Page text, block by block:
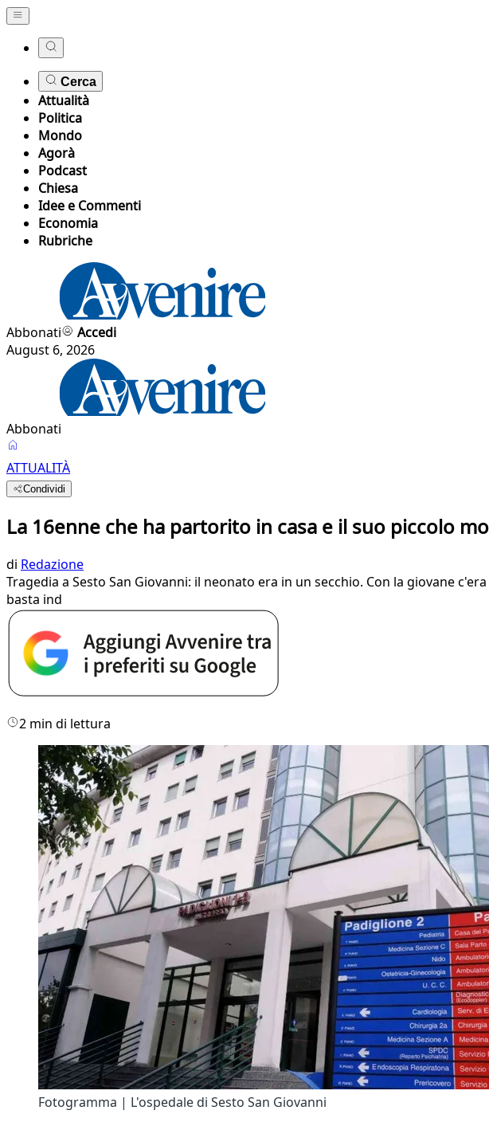
Cerca
Attualità
Politica
Mondo
Agorà
Podcast
Chiesa
Idee e Commenti
Economia
Rubriche
Abbonati
Accedi
August 6, 2026
Abbonati
ATTUALITÀ
Condividi
La 16enne che ha partorito in casa e il suo piccolo
di Redazione
Tragedia a Sesto San Giovanni: il neonato era in un secchio. Con la giovane
basta ind
2 min di lettura
Fotogramma | L'ospedale di Sesto San Giovanni